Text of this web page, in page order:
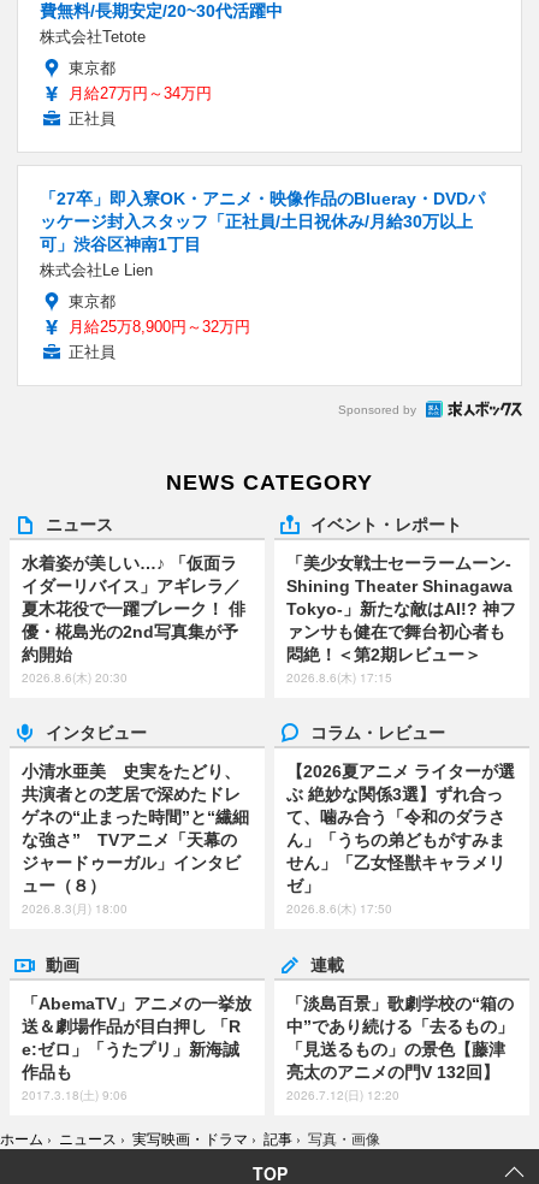
費無料/長期安定/20~30代活躍中
株式会社Tetote
東京都
月給27万円～34万円
正社員
「27卒」即入寮OK・アニメ・映像作品のBlueray・DVDパ
ッケージ封入スタッフ「正社員/土日祝休み/月給30万以上
可」渋谷区神南1丁目
株式会社Le Lien
東京都
月給25万8,900円～32万円
正社員
Sponsored by
NEWS CATEGORY
ニュース
水着姿が美しい…♪ 「仮面ラ
イダーリバイス」アギレラ／
夏木花役で一躍ブレーク！ 俳
優・椛島光の2nd写真集が予
約開始
2026.8.6(木) 20:30
イベント・レポート
「美少女戦士セーラームーン-
Shining Theater Shinagawa
Tokyo-」新たな敵はAI!? 神フ
ァンサも健在で舞台初心者も
悶絶！＜第2期レビュー＞
2026.8.6(木) 17:15
インタビュー
小清水亜美 史実をたどり、
共演者との芝居で深めたドレ
ゲネの“止まった時間”と“繊細
な強さ” TVアニメ「天幕の
ジャードゥーガル」インタビ
ュー（８）
2026.8.3(月) 18:00
コラム・レビュー
【2026夏アニメ ライターが選
ぶ 絶妙な関係3選】ずれ合っ
て、噛み合う「令和のダラさ
ん」「うちの弟どもがすみま
せん」「乙女怪獣キャラメリ
ゼ」
2026.8.6(木) 17:50
動画
「AbemaTV」アニメの一挙放
送＆劇場作品が目白押し 「R
e:ゼロ」「うたプリ」新海誠
作品も
2017.3.18(土) 9:06
連載
「淡島百景」歌劇学校の“箱の
中”であり続ける「去るもの」
「見送るもの」の景色【藤津
亮太のアニメの門V 132回】
2026.7.12(日) 12:20
ホーム › ニュース › 実写映画・ドラマ › 記事 › 写真・画像
TOP